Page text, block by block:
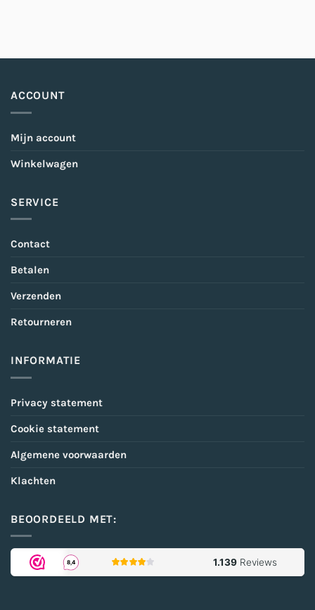
ACCOUNT
Mijn account
Winkelwagen
SERVICE
Contact
Betalen
Verzenden
Retourneren
INFORMATIE
Privacy statement
Cookie statement
Algemene voorwaarden
Klachten
BEOORDEELD MET: